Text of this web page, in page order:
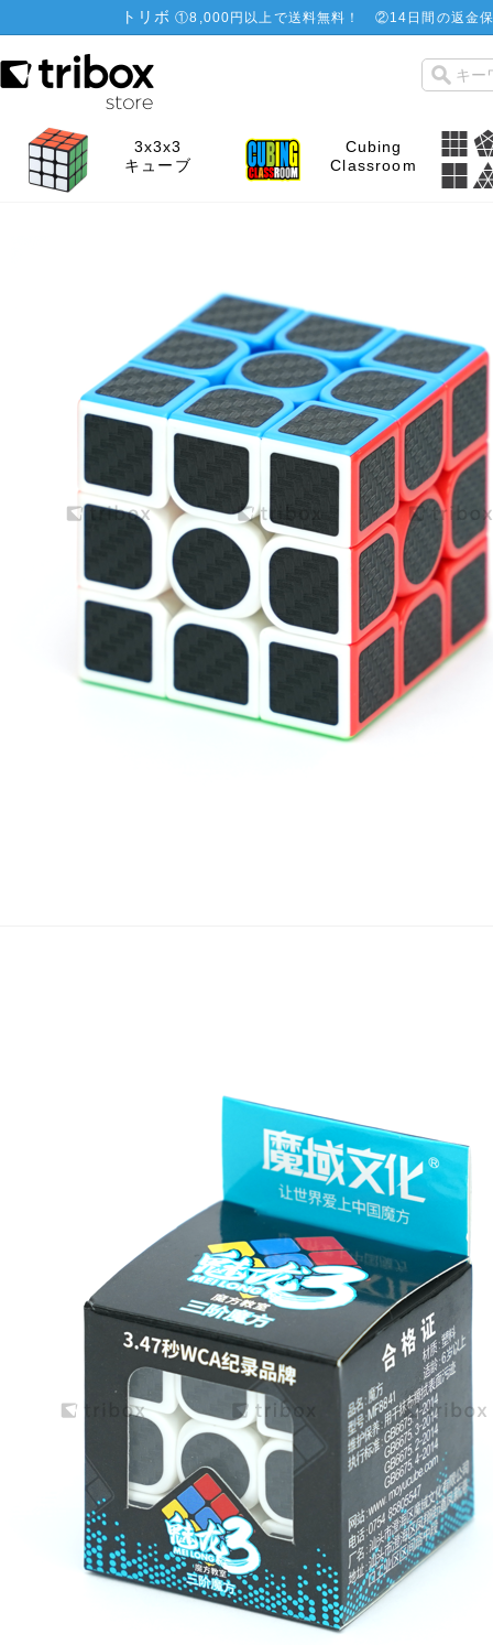
トリボ ①8,000円以上で送料無料！ ②14日間の返金
3x3x3
キューブ
Cubing
Classroom